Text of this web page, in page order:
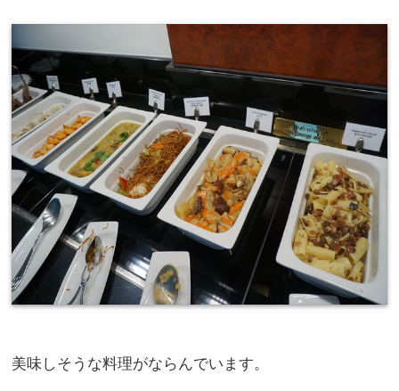
美味しそうな料理がならんでいます。